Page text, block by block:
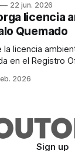
22 jun. 2026
licencia
Quemado
la licencia
en el Registro
2026
Sign up